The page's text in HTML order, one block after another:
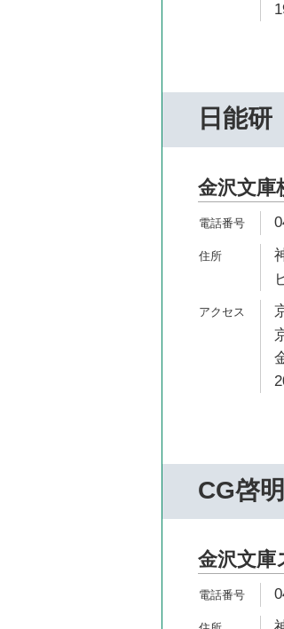
日能研
金沢文庫
CG啓
金沢文庫